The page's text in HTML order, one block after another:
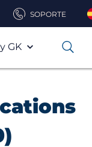
SOPORTE
GK 0